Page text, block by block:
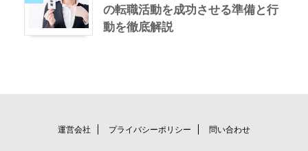
の転職活動を成功させる準備と行
動を徹底解説
運営会社 プライバシーポリシー 問い合わせ